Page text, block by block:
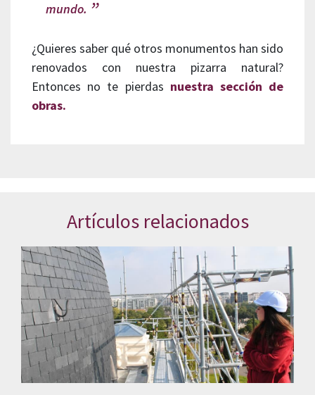
mundo.
¿Quieres saber qué otros monumentos han sido
renovados con nuestra pizarra natural?
Entonces no te pierdas nuestra sección de
obras.
Artículos relacionados